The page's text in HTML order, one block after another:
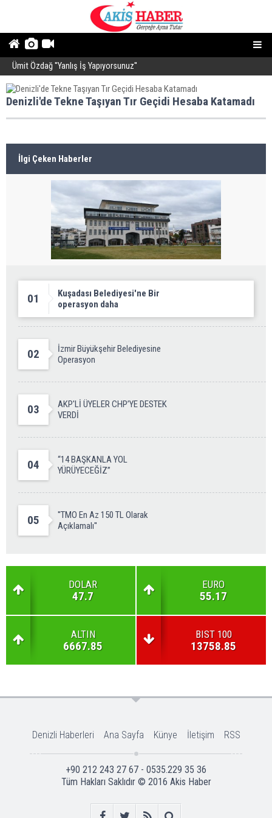
Ümit Özdağ ''Yanlış İş Yapıyorsunuz''
Denizli'de Tekne Taşıyan Tır Geçidi Hesaba Katamadı
İlgi Çeken Haberler
01
Kuşadası Belediyesi'ne Bir
operasyon daha
02
İzmir Büyükşehir Belediyesine
Operasyon
03
AKP'Lİ ÜYELER CHP’YE DESTEK
VERDİ
04
“14 BAŞKANLA YOL
YÜRÜYECEĞİZ”
05
''TMO En Az 150 TL Olarak
Açıklamalı''
DOLAR
47.7
EURO
55.17
ALTIN
6667.85
BIST 100
13758.85
Denizli Haberleri Ana Sayfa Künye İletişim RSS
+90 212 243 27 67 - 0535.229 35 36
Tüm Hakları Saklıdır © 2016 Akis Haber